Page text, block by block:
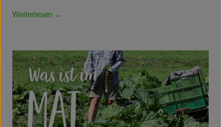
Weiterlesen →